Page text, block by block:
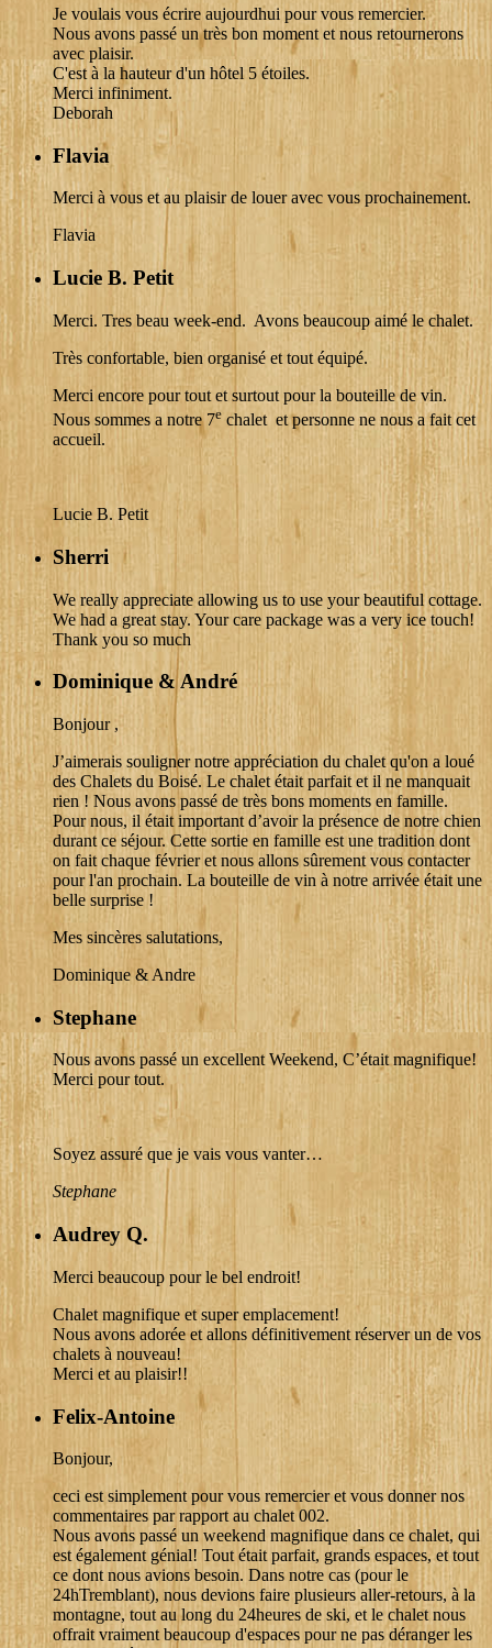
Je voulais vous écrire aujourdhui pour vous remercier.
Nous avons passé un très bon moment et nous retournerons
avec plaisir.
C'est à la hauteur d'un hôtel 5 étoiles.
Merci infiniment.
Deborah
Flavia
Merci à vous et au plaisir de louer avec vous prochainement.
Flavia
Lucie B. Petit
Merci. Tres beau week-end. Avons beaucoup aimé le chalet.
Très confortable, bien organisé et tout équipé.
Merci encore pour tout et surtout pour la bouteille de vin.
Nous sommes a notre 7e chalet et personne ne nous a fait cet
accueil.
Lucie B. Petit
Sherri
We really appreciate allowing us to use your beautiful cottage.
We had a great stay. Your care package was a very ice touch!
Thank you so much
Dominique & André
Bonjour ,
J’aimerais souligner notre appréciation du chalet qu'on a loué
des Chalets du Boisé. Le chalet était parfait et il ne manquait
rien ! Nous avons passé de très bons moments en famille.
Pour nous, il était important d’avoir la présence de notre chien
durant ce séjour. Cette sortie en famille est une tradition dont
on fait chaque février et nous allons sûrement vous contacter
pour l'an prochain. La bouteille de vin à notre arrivée était une
belle surprise !
Mes sincères salutations,
Dominique & Andre
Stephane
Nous avons passé un excellent Weekend, C’était magnifique!
Merci pour tout.
Soyez assuré que je vais vous vanter…
Stephane
Audrey Q.
Merci beaucoup pour le bel endroit!
Chalet magnifique et super emplacement!
Nous avons adorée et allons définitivement réserver un de vos
chalets à nouveau!
Merci et au plaisir!!
Felix-Antoine
Bonjour,
ceci est simplement pour vous remercier et vous donner nos
commentaires par rapport au chalet 002.
Nous avons passé un weekend magnifique dans ce chalet, qui
est également génial! Tout était parfait, grands espaces, et tout
ce dont nous avions besoin. Dans notre cas (pour le
24hTremblant), nous devions faire plusieurs aller-retours, à la
montagne, tout au long du 24heures de ski, et le chalet nous
offrait vraiment beaucoup d'espaces pour ne pas déranger les